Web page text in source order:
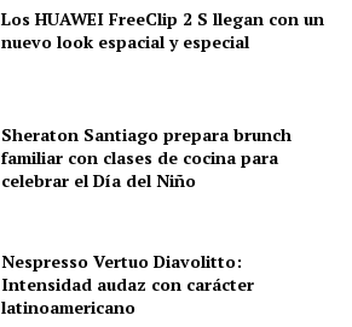
Los HUAWEI FreeClip 2 S llegan con un
nuevo look espacial y especial
Sheraton Santiago prepara brunch
familiar con clases de cocina para
celebrar el Día del Niño
Nespresso Vertuo Diavolitto:
Intensidad audaz con carácter
latinoamericano